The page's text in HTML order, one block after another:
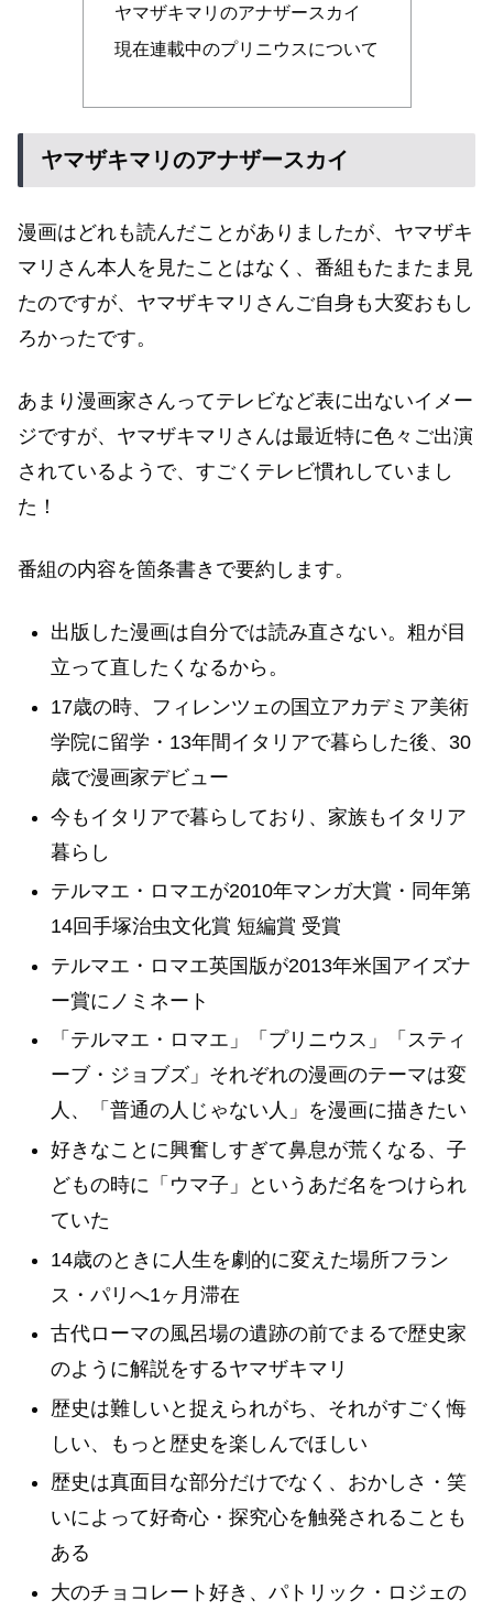
ヤマザキマリのアナザースカイ
現在連載中のプリニウスについて
ヤマザキマリのアナザースカイ
漫画はどれも読んだことがありましたが、ヤマザキ
マリさん本人を見たことはなく、番組もたまたま見
たのですが、ヤマザキマリさんご自身も大変おもし
ろかったです。
あまり漫画家さんってテレビなど表に出ないイメー
ジですが、ヤマザキマリさんは最近特に色々ご出演
されているようで、すごくテレビ慣れしていまし
た！
番組の内容を箇条書きで要約します。
出版した漫画は自分では読み直さない。粗が目
立って直したくなるから。
17歳の時、フィレンツェの国立アカデミア美術
学院に留学・13年間イタリアで暮らした後、30
歳で漫画家デビュー
今もイタリアで暮らしており、家族もイタリア
暮らし
テルマエ・ロマエが2010年マンガ大賞・同年第
14回手塚治虫文化賞 短編賞 受賞
テルマエ・ロマエ英国版が2013年米国アイズナ
ー賞にノミネート
「テルマエ・ロマエ」「プリニウス」「スティ
ーブ・ジョブズ」それぞれの漫画のテーマは変
人、「普通の人じゃない人」を漫画に描きたい
好きなことに興奮しすぎて鼻息が荒くなる、子
どもの時に「ウマ子」というあだ名をつけられ
ていた
14歳のときに人生を劇的に変えた場所フラン
ス・パリへ1ヶ月滞在
古代ローマの風呂場の遺跡の前でまるで歴史家
のように解説をするヤマザキマリ
歴史は難しいと捉えられがち、それがすごく悔
しい、もっと歴史を楽しんでほしい
歴史は真面目な部分だけでなく、おかしさ・笑
いによって好奇心・探究心を触発されることも
ある
大のチョコレート好き、パトリック・ロジェの